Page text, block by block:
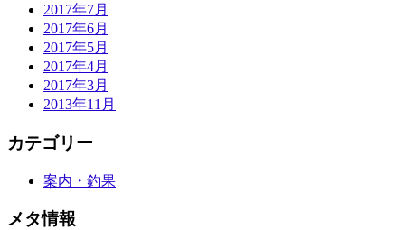
2017年7月
2017年6月
2017年5月
2017年4月
2017年3月
2013年11月
カテゴリー
案内・釣果
メタ情報